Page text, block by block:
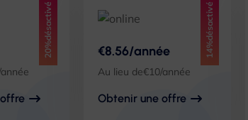
20%désactivé 14%désactivé
€8.56/année
Au lieu de€10/année
Obtenir une offre